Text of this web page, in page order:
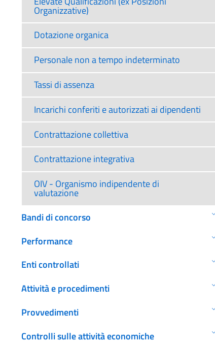
Organizzative)
Dotazione organica
Personale non a tempo indeterminato
Tassi di assenza
Incarichi conferiti e autorizzati ai dipendenti
Contrattazione collettiva
Contrattazione integrativa
OIV - Organismo indipendente di
valutazione
Bandi di concorso
Performance
Enti controllati
Attività e procedimenti
Provvedimenti
Controlli sulle attività economiche